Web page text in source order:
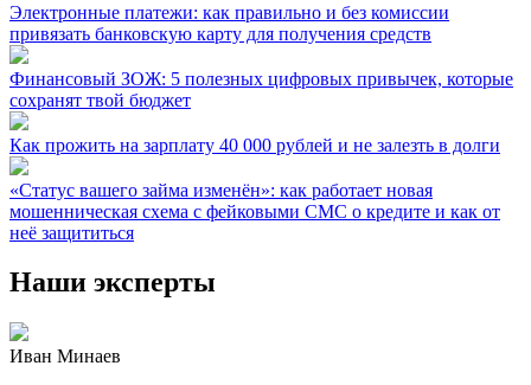
Электронные платежи: как правильно и без комиссии
привязать банковскую карту для получения средств
Финансовый ЗОЖ: 5 полезных цифровых привычек, которые
сохранят твой бюджет
Как прожить на зарплату 40 000 рублей и не залезть в долги
«Статус вашего займа изменён»: как работает новая
мошенническая схема с фейковыми СМС о кредите и как от
неё защититься
Наши эксперты
Иван Минаев